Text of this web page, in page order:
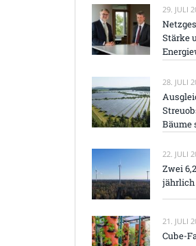
29. JULI
Stärke
28. JULI
Bäume
22. JULI
Zwei
jährlich
21. JULI
Cube-